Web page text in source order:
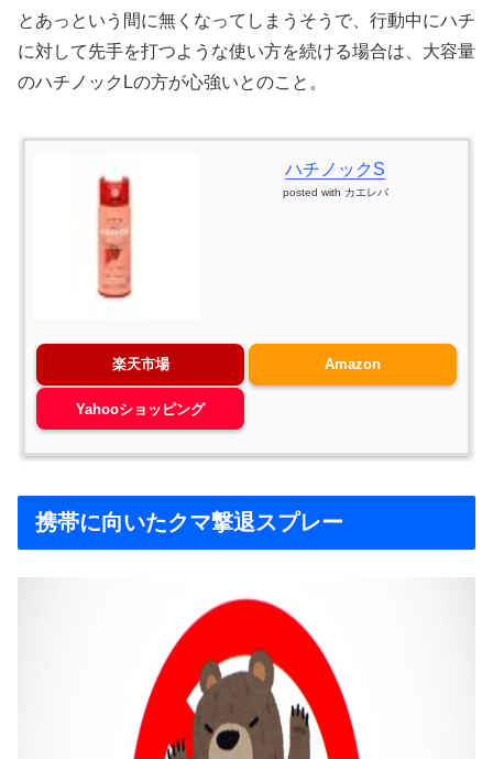
とあっという間に無くなってしまうそうで、行動中にハチ
に対して先手を打つような使い方を続ける場合は、大容量
のハチノックLの方が心強いとのこと。
ハチノックS
posted with カエレバ
楽天市場 Amazon
Yahooショッピング
携帯に向いたクマ撃退スプレー